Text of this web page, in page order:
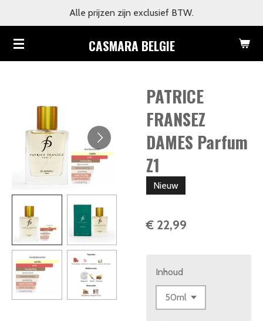
naar
de
CASMARA BELGIE
Alle prijzen zijn exclusief BTW.
PATRICE
FRANSEZ
DAMES Parfum
Z1
Nieuw
€ 22,99
Inhoud